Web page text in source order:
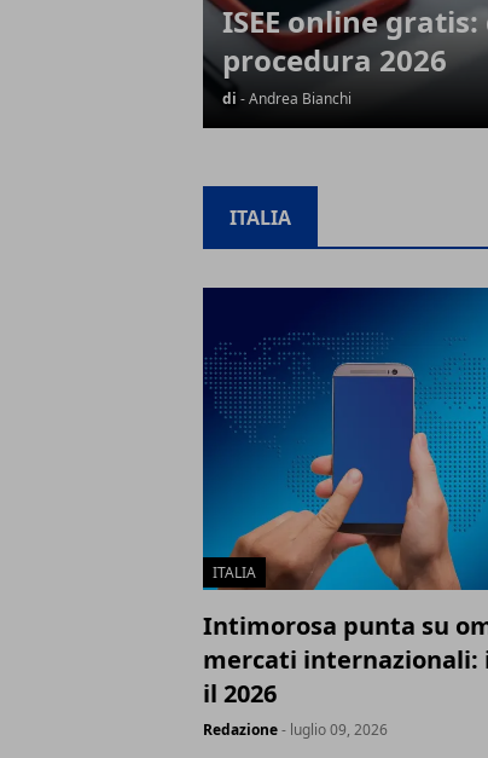
ISEE online
procedura 2026
di - Andrea Bianchi
ITALIA
ITALIA
Intimorosa punta su
mercati
il 2026
Redazione- luglio 09, 2026